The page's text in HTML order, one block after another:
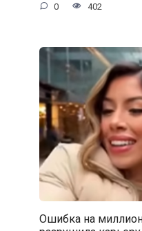
0 402
Ошибка на